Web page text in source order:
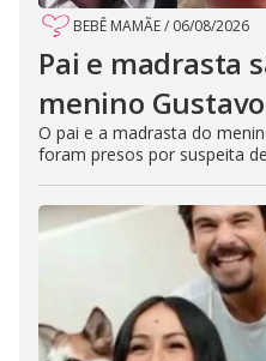
BEBÊ MAMÃE/ 06/08/2026
Pai e madrasta
menino
O pai e a madrasta do
foram presos por suspeita